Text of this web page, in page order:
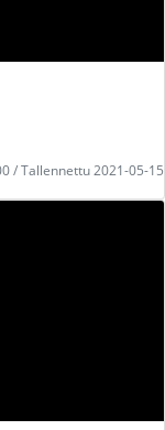
/ Tallennettu 2021-05-15